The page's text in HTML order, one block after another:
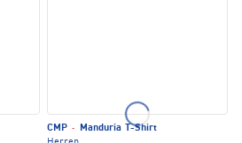
CMP ·
Manduria T-Shirt